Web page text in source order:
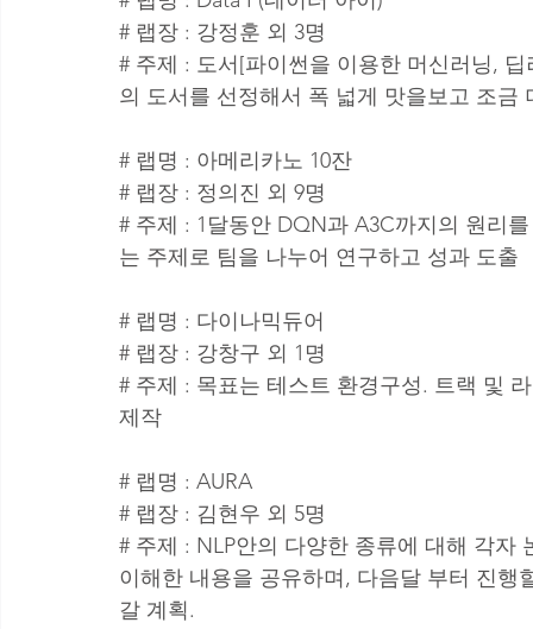
# 랩장 : 강정훈 외 3명
# 주제 : 도서[파이썬을 이용한 머신러닝,
의 도서를 선정해서 폭 넓게 맛을보고 조금
# 랩명 : 아메리카노 10잔
# 랩장 : 정의진 외 9명
# 주제 : 1달동안 DQN과 A3C까지의 원리
는 주제로 팀을 나누어 연구하고 성과 도출
# 랩명 : 다이나믹듀어
# 랩장 : 강창구 외 1명
# 주제 : 목표는 테스트 환경구성. 트랙 및
제작
# 랩명 : AURA
# 랩장 : 김현우 외 5명
# 주제 : NLP안의 다양한 종류에 대해 각
이해한 내용을 공유하며, 다음달 부터 진
갈 계획.